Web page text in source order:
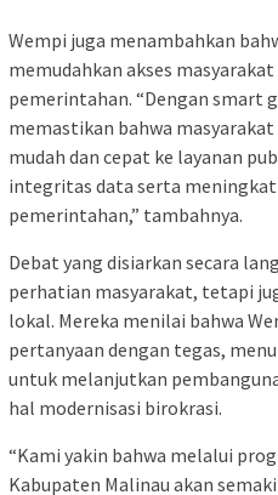
Wempi juga menambahkan
memudahkan akses
pemerintahan. “Dengan smart
memastikan bahwa
mudah dan cepat ke layanan
integritas data serta
pemerintahan,” tambahnya.
Debat yang disiarkan secara
perhatian masyarakat, tetapi
lokal. Mereka menilai bahwa
pertanyaan dengan tegas,
untuk melanjutkan
hal modernisasi birokrasi.
“Kami yakin bahwa melalui
Kabupaten Malinau akan